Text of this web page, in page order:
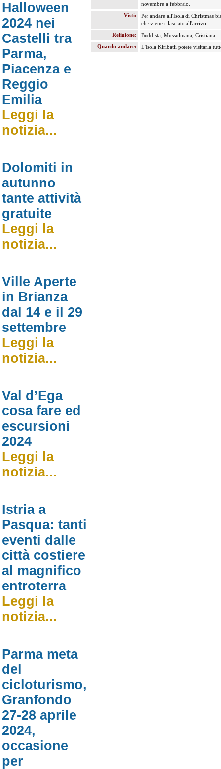
Halloween
2024 nei
Castelli tra
Parma,
Piacenza e
Reggio
Emilia
Leggi la
notizia...
Dolomiti in
autunno
tante attività
gratuite
Leggi la
notizia...
Ville Aperte
in Brianza
dal 14 e il 29
settembre
Leggi la
notizia...
Val d’Ega
cosa fare ed
escursioni
2024
Leggi la
notizia...
Istria a
Pasqua: tanti
eventi dalle
città costiere
al magnifico
entroterra
Leggi la
notizia...
Parma meta
del
cicloturismo,
Granfondo
27-28 aprile
2024,
occasione
per
novembre a febbraio.
Visti:
Per andare all'Isola di Christmas
che viene rilasciato all'arrivo.
Religione:
Buddista, Mussulmana, Cristiana
Quando andare:
L'Isola Kiribatii potete visitarla